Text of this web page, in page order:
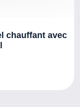
chauffant avec